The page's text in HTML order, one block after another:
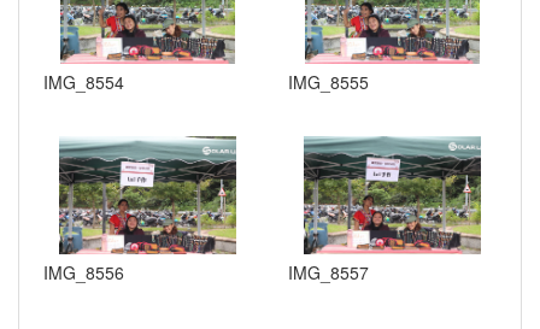
IMG_8554 IMG_8555
IMG_8556 IMG_8557